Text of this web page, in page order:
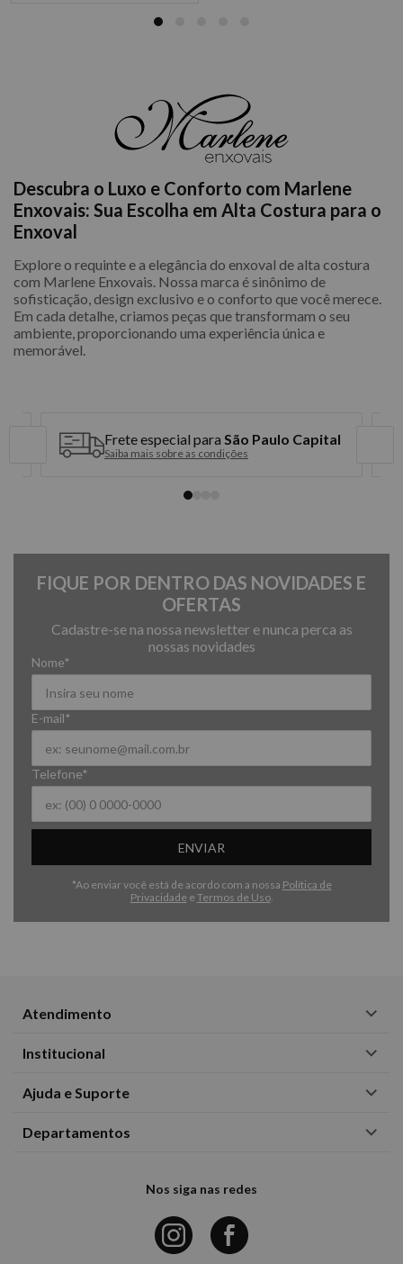
Descubra o Luxo e Conforto com Marlene
Enxovais: Sua Escolha em Alta Costura para o
Enxoval
Explore o requinte e a elegância do enxoval de alta costura
com Marlene Enxovais. Nossa marca é sinônimo de
sofisticação, design exclusivo e o conforto que você merece.
Em cada detalhe, criamos peças que transformam o seu
ambiente, proporcionando uma experiência única e
memorável.
Frete especial para São Paulo Capital
Saiba mais sobre as condições
FIQUE POR DENTRO DAS NOVIDADES E
OFERTAS
Cadastre-se na nossa newsletter e nunca perca as
nossas novidades
*Ao enviar você está de acordo com a nossa Política de
Privacidade e Termos de Uso.
Nome*
E-mail*
Telefone*
ENVIAR
Atendimento
Institucional
Ajuda e Suporte
Departamentos
Nos siga nas redes